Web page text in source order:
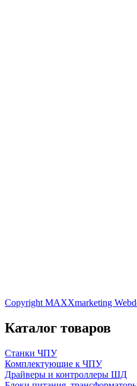
Copyright MAXXmarketing
Каталог товаров
Станки ЧПУ
Комплектующие к ЧПУ
Драйверы и контроллеры ШД